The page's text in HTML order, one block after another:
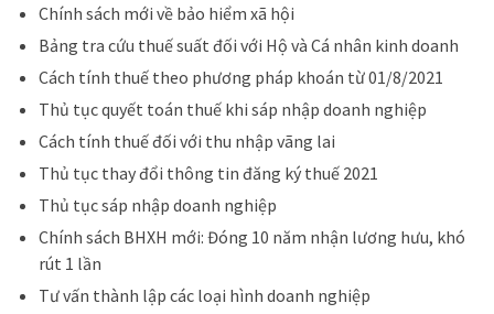
Chính sách mới về bảo hiểm xã hội
Bảng tra cứu thuế suất đối với Hộ và Cá nhân kinh doanh
Cách tính thuế theo phương pháp khoán từ 01/8/2021
Thủ tục quyết toán thuế khi sáp nhập doanh nghiệp
Cách tính thuế đối với thu nhập vãng lai
Thủ tục thay đổi thông tin đăng ký thuế 2021
Thủ tục sáp nhập doanh nghiệp
Chính sách BHXH mới: Đóng 10 năm nhận lương hưu, khó
rút 1 lần
Tư vấn thành lập các loại hình doanh nghiệp